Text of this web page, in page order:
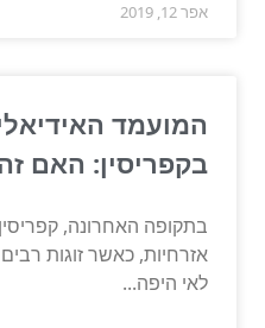
אפר 12, 2019
המועמד
בקפריסין: האם
בתקופה האחרונה,
אזרחיות, כאשר זוגות
לאי היפה...